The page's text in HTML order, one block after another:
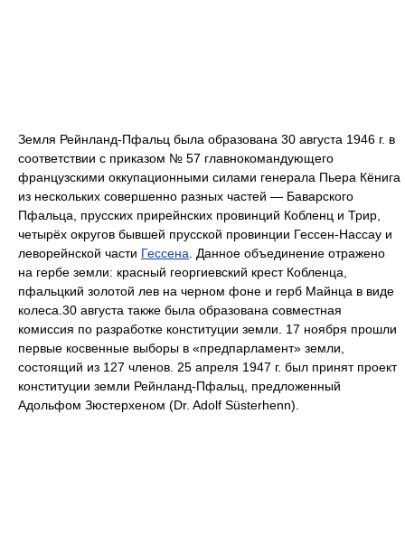
Земля Рейнланд-Пфальц была образована 30 августа 1946 г. в
соответствии с приказом № 57 главнокомандующего
французскими оккупационными силами генерала Пьера Кёнига
из нескольких совершенно разных частей — Баварского
Пфальца, прусских прирейнских провинций Кобленц и Трир,
четырёх округов бывшей прусской провинции Гессен-Нассау и
леворейнской части Гессена . Данное объединение отражено
на гербе земли: красный георгиевский крест Кобленца,
пфальцкий золотой лев на черном фоне и герб Майнца в виде
колеса.30 августа также была образована совместная
комиссия по разработке конституции земли. 17 ноября прошли
первые косвенные выборы в «предпарламент» земли,
состоящий из 127 членов. 25 апреля 1947 г. был принят проект
конституции земли Рейнланд-Пфальц, предложенный
Адольфом Зюстерхеном (Dr. Adolf Süsterhenn).